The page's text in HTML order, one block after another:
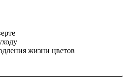
жизни цветов